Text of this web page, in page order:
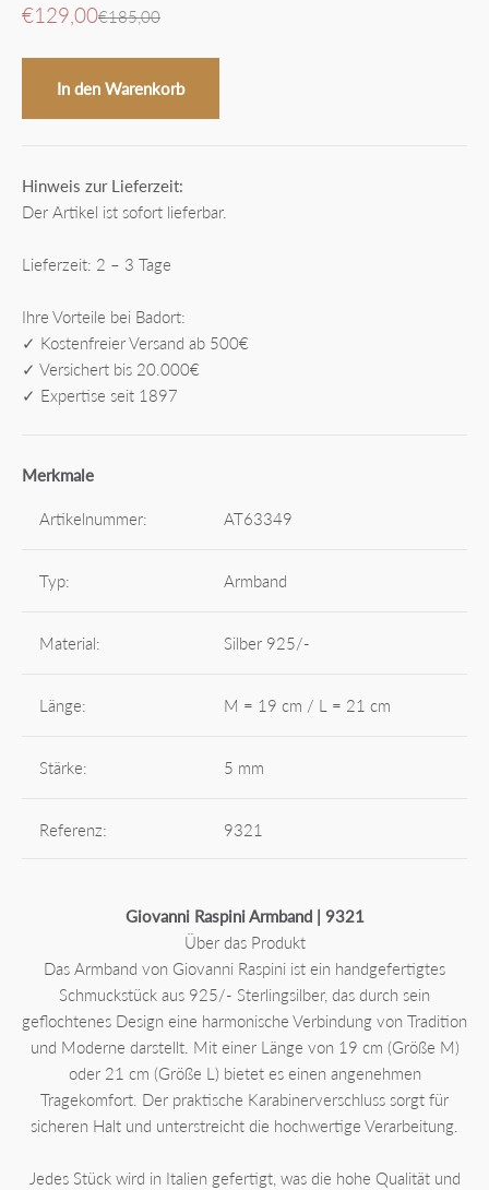
Angebot
€129,00Regulärer Preis
€185,00
In den Warenkorb
Hinweis zur Lieferzeit:
Der Artikel ist sofort lieferbar.
Lieferzeit: 2 – 3 Tage
Ihre Vorteile bei Badort:
✓ Kostenfreier Versand ab 500€
✓ Versichert bis 20.000€
✓ Expertise seit 1897
Merkmale
Artikelnummer: AT63349
Typ: Armband
Material: Silber 925/-
Länge: M = 19 cm / L = 21 cm
Stärke: 5 mm
Referenz: 9321
Giovanni Raspini Armband | 9321
Über das Produkt
Das Armband von Giovanni Raspini ist ein handgefertigtes
Schmuckstück aus 925/- Sterlingsilber, das durch sein
geflochtenes Design eine harmonische Verbindung von Tradition
und Moderne darstellt. Mit einer Länge von 19 cm (Größe M)
oder 21 cm (Größe L) bietet es einen angenehmen
Tragekomfort. Der praktische Karabinerverschluss sorgt für
sicheren Halt und unterstreicht die hochwertige Verarbeitung.
Jedes Stück wird in Italien gefertigt, was die hohe Qualität und